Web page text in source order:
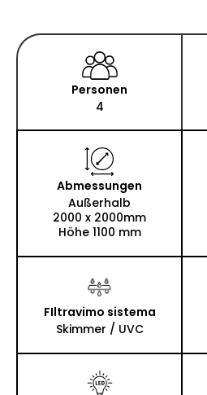
Personen
4
Abmessungen
Außerhalb
2000 x 2000mm
Höhe 1100 mm
FIltravimo sistema
Skimmer / UVC